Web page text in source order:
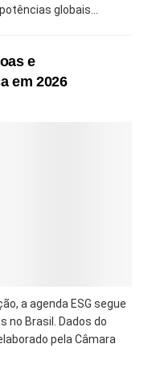
globais...
e
em 2026
a agenda ESG segue
no Brasil. Dados do
pela Câmara